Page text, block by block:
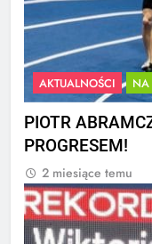
AKTUALNOŚCI
PIOTR
PROGRESEM!
2 miesiące temu